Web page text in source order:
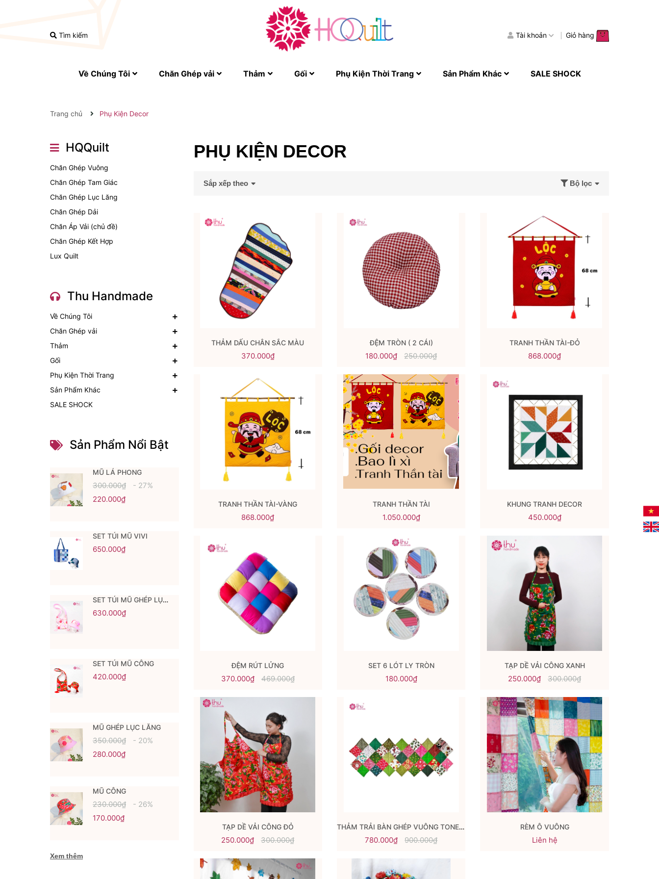
Tìm kiếm Tài khoản Giỏ hàng
Về Chúng Tôi Chăn Ghép vải Thảm Gối Phụ Kiện Thời Trang Sản Phẩm Khác SALE SHOCK
Trang chủ Phụ Kiện Decor
HQQuilt
Chăn Ghép Vuông
Chăn Ghép Tam Giác
Chăn Ghép Lục Lăng
Chăn Ghép Dải
Chăn Áp Vải (chủ đề)
Chăn Ghép Kết Hợp
Lux Quilt
Thu Handmade
Về Chúng Tôi
Chăn Ghép vải
Thảm
Gối
Phụ Kiện Thời Trang
Sản Phẩm Khác
SALE SHOCK
Sản Phẩm Nổi Bật
MŨ LÁ PHONG
300.000₫
- 27%
220.000₫
SET TÚI MŨ VIVI
650.000₫
SET TÚI MŨ GHÉP LỤC LĂNG
630.000₫
SET TÚI MŨ CÔNG
420.000₫
MŨ GHÉP LỤC LĂNG
350.000₫
- 20%
280.000₫
MŨ CÔNG
230.000₫
- 26%
170.000₫
Xem thêm
PHỤ KIỆN DECOR
Sắp xếp theo Bộ lọc
THẢM DẤU CHÂN SẮC MÀU
370.000₫
ĐỆM TRÒN ( 2 CÁI)
180.000₫ 250.000₫
TRANH THẦN TÀI-ĐỎ
868.000₫
TRANH THẦN TÀI-VÀNG
868.000₫
TRANH THẦN TÀI
1.050.000₫
KHUNG TRANH DECOR
450.000₫
ĐỆM RÚT LỬNG
370.000₫ 469.000₫
SET 6 LÓT LY TRÒN
180.000₫
TẠP DỀ VẢI CÔNG XANH
250.000₫ 300.000₫
TẠP DỀ VẢI CÔNG ĐỎ
250.000₫ 300.000₫
THẢM TRẢI BÀN GHÉP VUÔNG TONE NOEL
780.000₫ 900.000₫
RÈM Ô VUÔNG
Liên hệ